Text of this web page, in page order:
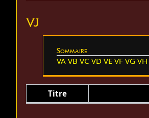
VJ
Sommaire
VA VB VC VD VE VF VG VH
Titre